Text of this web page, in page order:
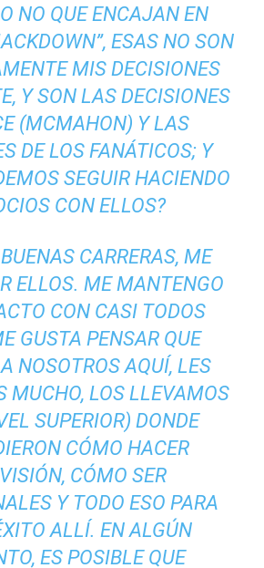
NO QUE ENCAJAN EN
ESAS NO SON
MIS DECISIONES
Y SON LAS DECISIONES
(MCMAHON) Y LAS
DE LOS FANÁTICOS; Y
SEGUIR HACIENDO
CON ELLOS?
CARRERAS, ME
ELLOS. ME MANTENGO
CON CASI TODOS
GUSTA PENSAR QUE
NOSOTROS AQUÍ, LES
MUCHO, LOS LLEVAMOS
SUPERIOR) DONDE
CÓMO HACER
CÓMO SER
Y TODO ESO PARA
ALLÍ. EN ALGÚN
ES POSIBLE QUE